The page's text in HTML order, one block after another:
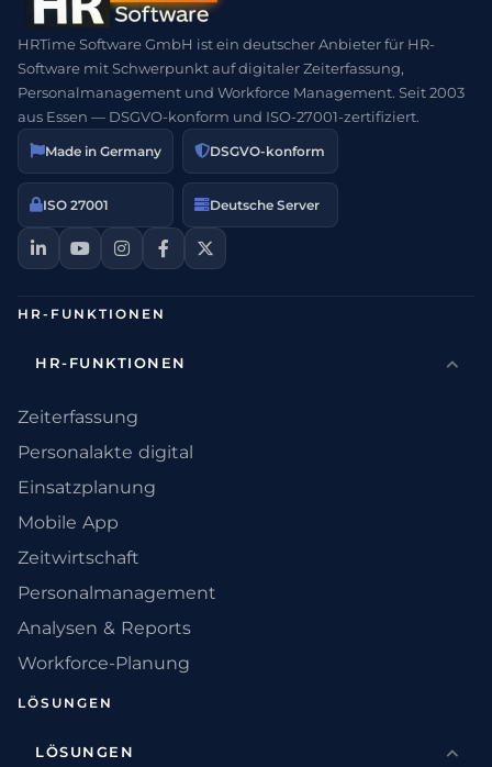
HRTime Software GmbH ist ein deutscher Anbieter für HR-
Software mit Schwerpunkt auf digitaler Zeiterfassung,
Personalmanagement und Workforce Management. Seit 2003
aus Essen — DSGVO-konform und ISO-27001-zertifiziert.
Made in Germany DSGVO-konform
ISO 27001 Deutsche Server
HR-FUNKTIONEN
HR-FUNKTIONEN
Zeiterfassung
Personalakte digital
Einsatzplanung
Mobile App
Zeitwirtschaft
Personalmanagement
Analysen & Reports
Workforce-Planung
LÖSUNGEN
LÖSUNGEN